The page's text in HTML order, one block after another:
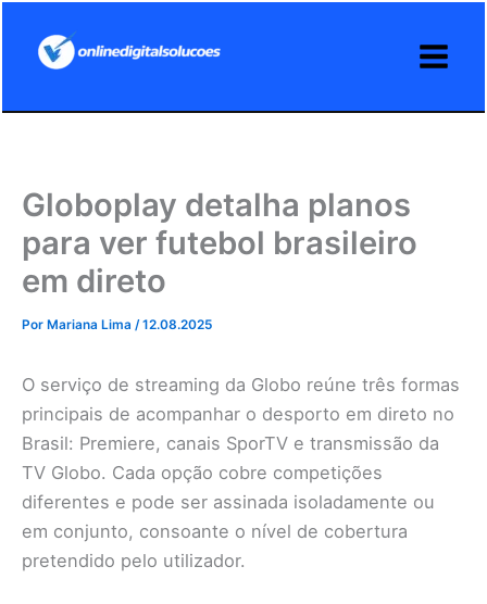
Globoplay detalha planos
para ver futebol brasileiro
em direto
Por Mariana Lima /12.08.2025
O serviço de streaming da Globo reúne três formas
principais de acompanhar o desporto em direto no
Brasil: Premiere, canais SporTV e transmissão da
TV Globo. Cada opção cobre competições
diferentes e pode ser assinada isoladamente ou
em conjunto, consoante o nível de cobertura
pretendido pelo utilizador.